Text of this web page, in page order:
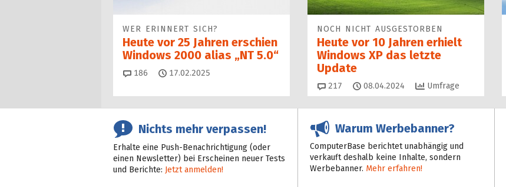
WER ERINNERT SICH?
Heute vor 25 Jahren erschien
Windows 2000 alias „NT 5.0“
186 Kommentare
17.02.2025
NOCH NICHT AUSGESTORBEN
Heute vor 10 Jahren erhielt
Windows XP das letzte
Update
217 Kommentare
08.04.2024 Umfrage
Nichts mehr verpassen!
Erhalte eine Push-Benachrichtigung (oder
einen Newsletter) bei Erscheinen neuer Tests
und Berichte: Jetzt anmelden!
Warum Werbebanner?
ComputerBase berichtet unabhängig und
verkauft deshalb keine Inhalte, sondern
Werbebanner. Mehr erfahren!